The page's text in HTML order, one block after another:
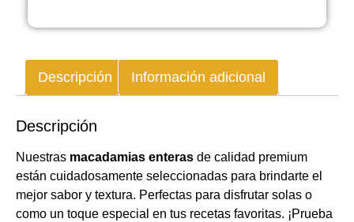
Descripción Información adicional
Descripción
Nuestras macadamias enteras de calidad premium
están cuidadosamente seleccionadas para brindarte el
mejor sabor y textura. Perfectas para disfrutar solas o
como un toque especial en tus recetas favoritas. ¡Prueba